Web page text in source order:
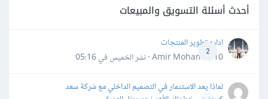
أحدث أسئلة التسويق والمبيعات
2
اداره تطوير المنتجات
Amir Mohamed10 · نشر
الخميس في 05:16
لماذا يعد الاستثمار في التصميم الداخلي مع شركة سعد